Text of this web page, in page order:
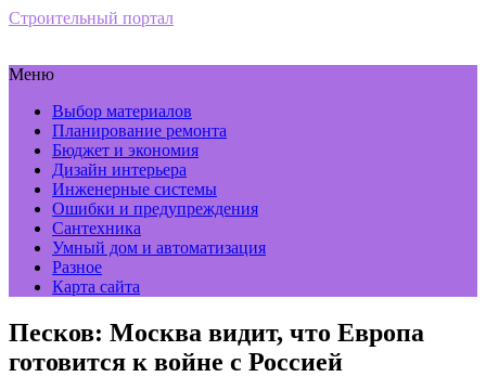
Строительный портал
Меню
Выбор материалов
Планирование ремонта
Бюджет и экономия
Дизайн интерьера
Инженерные системы
Ошибки и предупреждения
Сантехника
Умный дом и автоматизация
Разное
Карта сайта
Песков: Москва видит, что Европа
готовится к войне с Россией